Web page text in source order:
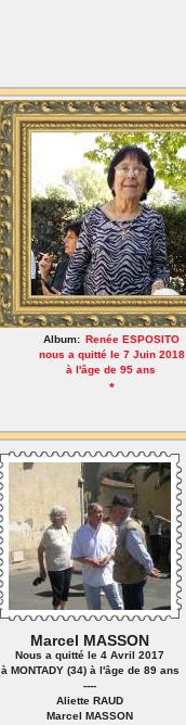
Album: Renée ESPOSITO
nous a quitté le 7 Juin 2018
à l'âge de 95 ans
*
Marcel MASSON
Nous a quitté le 4 Avril 2017
à MONTADY (34) à l'âge de 89 ans
----
Aliette RAUD
Marcel MASSON